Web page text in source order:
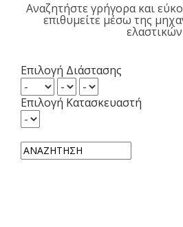
Αναζητήστε γρήγορα και
επιθυμείτε μέσω της
ελαστικών
Επιλογή Διάστασης
Επιλογή Κατασκευαστή